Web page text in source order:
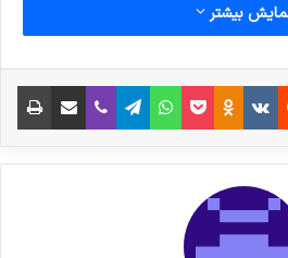
مهم برای گرفتن عکس‌های
زود هنگام بازیکن تیم
بیشتر
‫رددیت‫VKontakte
‫Odnoklassniki
پاکتواتس آپ تلگراموایبر اشتراک گذاری از طریق ایمیل